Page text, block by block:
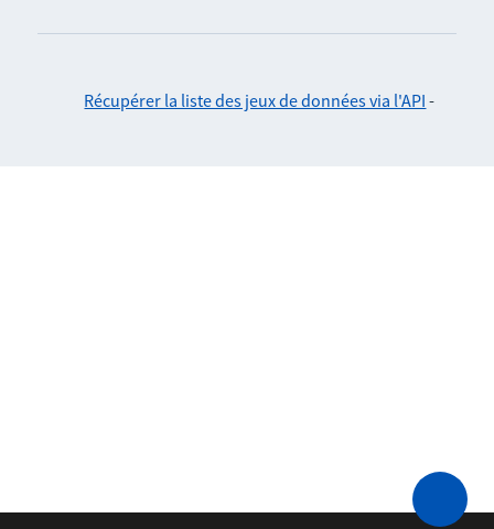
Récupérer la liste des jeux de données via l'API -